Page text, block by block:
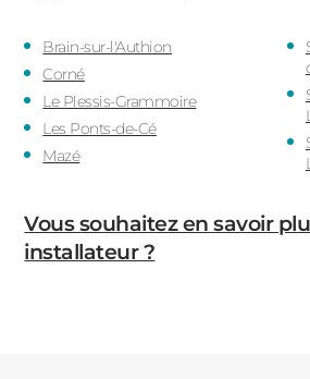
Brain-sur-l'Authion
Corné
Le Plessis-Grammoire
Les Ponts-de-Cé
Mazé
Vous souhaitez en savoir
installateur ?